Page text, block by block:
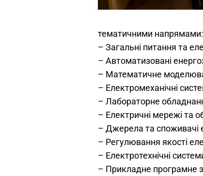
тематичними напрямами:
– Загальні питання та
– Автоматизовані
– Математичне
– Електромеханічні
– Лабораторне
– Електричні мережі та
– Джерела та споживачі
– Регулювання якості
– Електротехнічні
– Прикладне програмне